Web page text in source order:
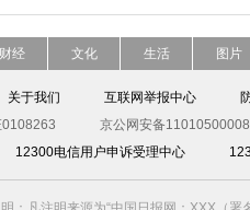
财经 文化 生活 图片
关于我们 互联网举报中心
京公网安备
12300电信用户申诉受理中心